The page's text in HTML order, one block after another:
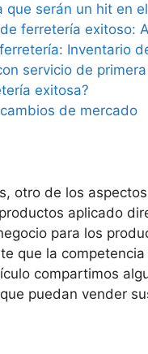
serán un hit en
ferretería exitoso:
Inventario
servicio de
exitosa?
de mercado
otro de los
aplicado
para los
que la
compartimos
puedan vender